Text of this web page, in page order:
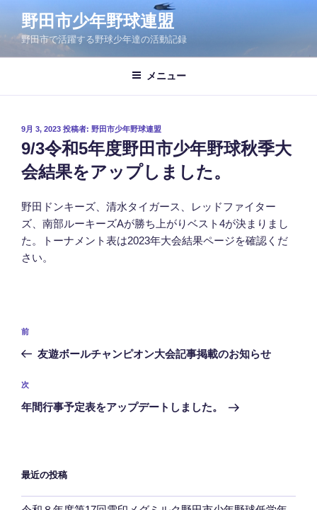
ン
へ
野田市少年野球連盟
野田市で活躍する野球少年達の活動記録
メニュー
投
稿
日:
9月 3, 2023 投稿者: 野田市少年野球連盟
9/3令和5年度野田市少年野球秋季大
会結果をアップしました。
野田ドンキーズ、清水タイガース、レッドファイター
ズ、南部ルーキーズAが勝ち上がりベスト4が決まりまし
た。トーナメント表は2023年大会結果ページを確認くだ
さい。
投
ビ
ゲ
ン
前
の
稿
前
友遊ボールチャンピオン大会記事掲載のお知らせ
次
の
次
年間行事予定表をアップデートしました。
最近の投稿